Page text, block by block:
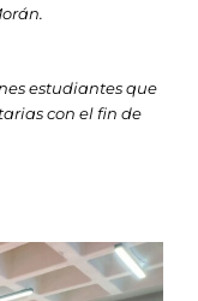
estudiantes que
con el fin de